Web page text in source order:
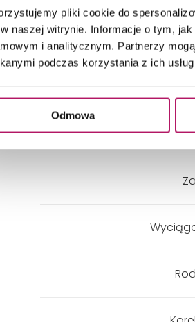
pliki cookie do
naszej witrynie. Informacje o tym,
i analitycznym. Partnerzy
podczas korzystania z ich
Odmowa